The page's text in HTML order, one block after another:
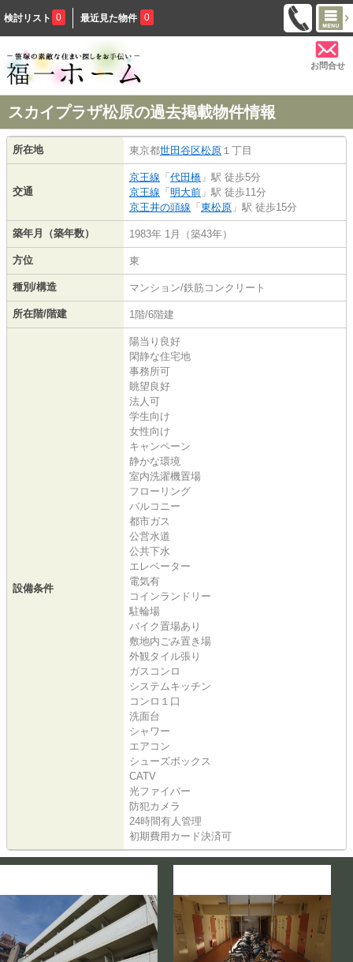
検討リスト 0 最近見た物件 0
お問合せ
スカイプラザ松原の過去掲載物件情報
所在地 東京都世田谷区松原 １丁目
交通
京王線 「代田橋 」駅 徒歩5分
京王線 「明大前 」駅 徒歩11分
京王井の頭線 「東松原 」駅 徒歩15分
築年月（築年数） 1983年 1月（築43年）
方位 東
種別/構造 マンション/鉄筋コンクリート
所在階/階建 1階/6階建
設備条件
陽当り良好
閑静な住宅地
事務所可
眺望良好
法人可
学生向け
女性向け
キャンペーン
静かな環境
室内洗濯機置場
フローリング
バルコニー
都市ガス
公営水道
公共下水
エレベーター
電気有
コインランドリー
駐輪場
バイク置場あり
敷地内ごみ置き場
外観タイル張り
ガスコンロ
システムキッチン
コンロ１口
洗面台
シャワー
エアコン
シューズボックス
CATV
光ファイバー
防犯カメラ
24時間有人管理
初期費用カード決済可